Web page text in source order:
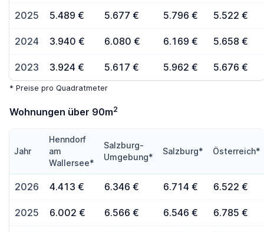
2025 5.489 € 5.677 € 5.796 € 5.522 €
2024 3.940 € 6.080 € 6.169 € 5.658 €
2023 3.924 € 5.617 € 5.962 € 5.676 €
* Preise pro Quadratmeter
Wohnungen über 90m2
Jahr
Henndorf
am
Wallersee*
Salzburg-
Umgebung*
Salzburg* Österreich*
2026 4.413 € 6.346 € 6.714 € 6.522 €
2025 6.002 € 6.566 € 6.546 € 6.785 €